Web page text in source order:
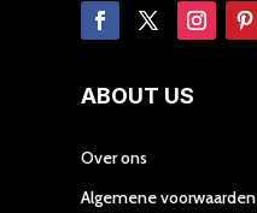
ABOUT US
Over ons
Algemene voorwaarden